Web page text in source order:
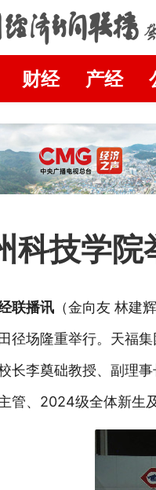
财经 产经
科技学
联播讯 （金向友 林建
径场隆重举行。天福
长李奠础教授、副理
管、2024级全体新生